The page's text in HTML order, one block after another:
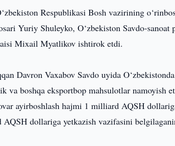
Respublikasi Bosh vazirining
Yuriy Shuleyko, O‘zbekiston Savdo-
Mixail Myatlikov ishtirok etdi.
Davron Vaxabov Savdo uyida
va boshqa eksportbop mahsulotlar namoyish
ayirboshlash hajmi 1 milliard AQSH
dollariga yetkazish vazifasini